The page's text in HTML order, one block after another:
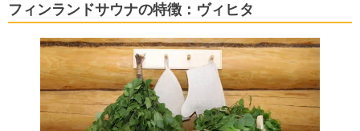
フィンランドサウナの特徴：ヴィヒタ